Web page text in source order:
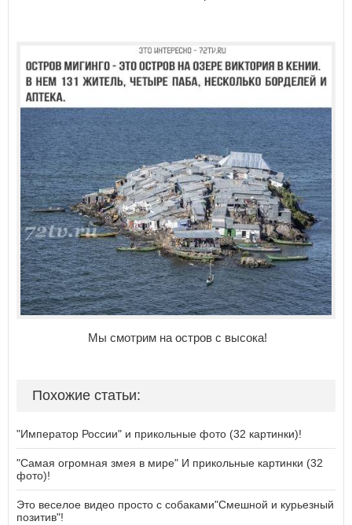
Мы смотрим на остров с высока!
Похожие статьи:
"Император России" и прикольные фото (32 картинки)!
"Самая огромная змея в мире" И прикольные картинки (32
фото)!
Это веселое видео просто с собаками"Смешной и курьезный
позитив"!